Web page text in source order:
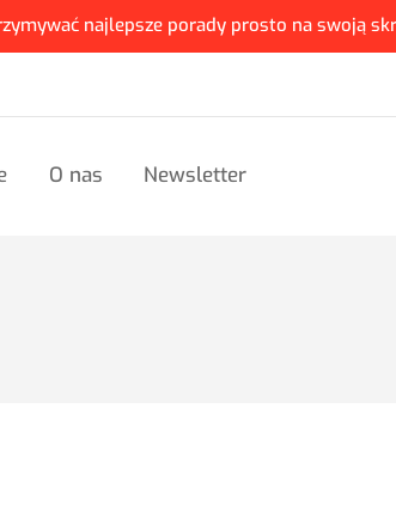
najlepsze porady prosto na swoją
O nas Newsletter